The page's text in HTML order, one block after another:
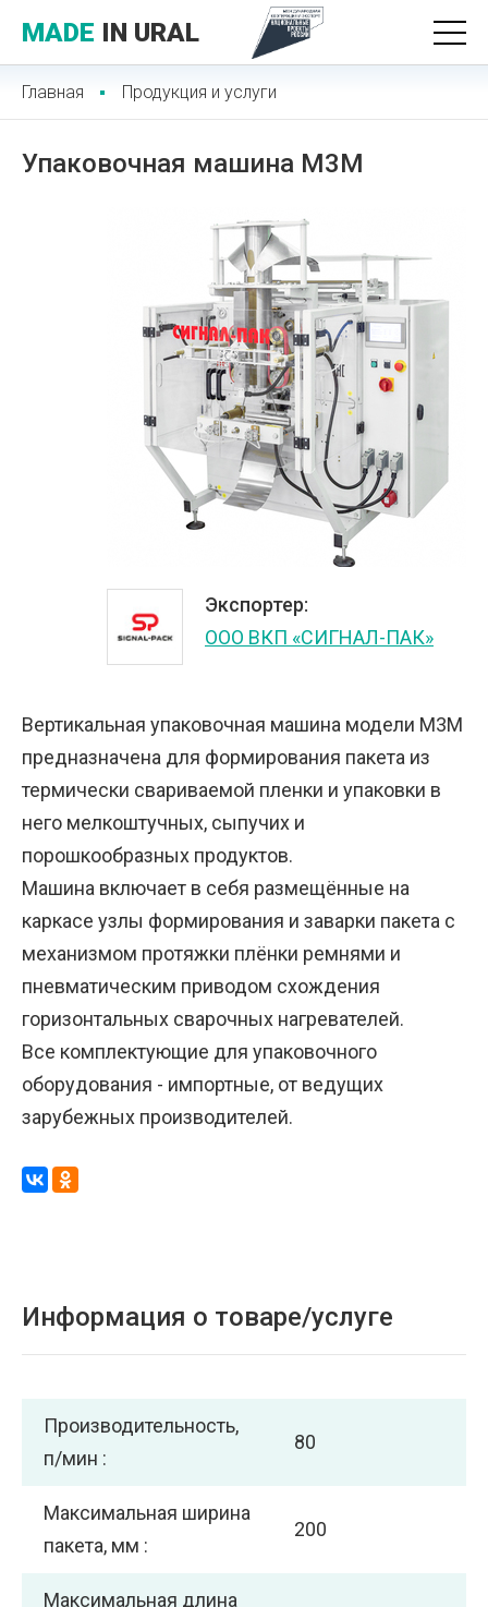
MADE IN URAL
Главная Продукция и услуги
Упаковочная машина М3М
Экспортер:
ООО ВКП «СИГНАЛ-ПАК»
Вертикальная упаковочная машина модели М3М
предназначена для формирования пакета из
термически свариваемой пленки и упаковки в
него мелкоштучных, сыпучих и
порошкообразных продуктов.
Машина включает в себя размещённые на
каркасе узлы формирования и заварки пакета с
механизмом протяжки плёнки ремнями и
пневматическим приводом схождения
горизонтальных сварочных нагревателей.
Все комплектующие для упаковочного
оборудования - импортные, от ведущих
зарубежных производителей.
Информация о товаре/услуге
Производительность,
п/мин :
80
Максимальная ширина
пакета, мм :
200
Максимальная длина